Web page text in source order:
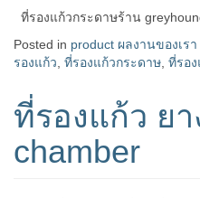
ที่รองแก้วกระดาษร้าน
Posted in product ผลงานของเรา
รองแก้ว ที่รองแก้วกระดาษ ที่รอ
ที่รองแก้ว ย
chamber